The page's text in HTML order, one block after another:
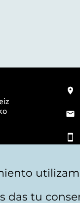
das tu